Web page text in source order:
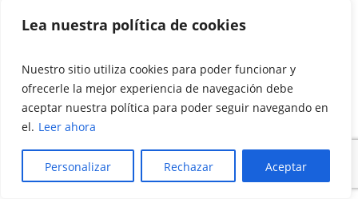
Lea nuestra política de cookies
Nuestro sitio utiliza cookies para poder funcionar y
ofrecerle la mejor experiencia de navegación debe
aceptar nuestra política para poder seguir navegando en
el. Leer ahora
Personalizar Rechazar Aceptar
27 Miembros
Nuestro miembro más reciente:Sascapaotravez
Último Mensaje:Camisetas del foro personalizadas
Iconos del foro:
El foro contiene publicaciones sin leer
Iconos de los Temas:
No respondidos
Respondido
Activo
Popular Fijo No aprobados
Resuelto